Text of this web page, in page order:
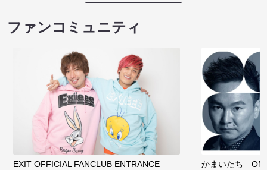
ファンコミュニティ
EXIT OFFICIAL FANCLUB ENTRANCE かまいたち